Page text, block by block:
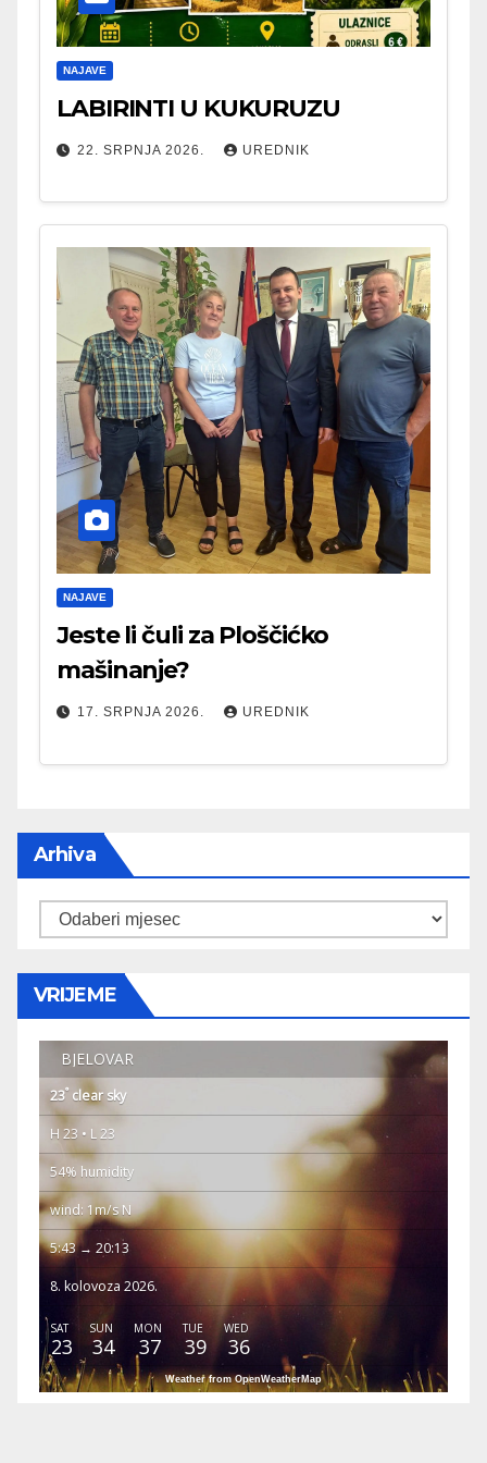
NAJAVE
LABIRINTI U KUKURUZU
22. SRPNJA 2026. UREDNIK
NAJAVE
Jeste li čuli za Ploščićko
mašinanje?
17. SRPNJA 2026. UREDNIK
Arhiva
Arhiva
VRIJEME
BJELOVAR
23° clear sky
H 23 • L 23
54% humidity
wind: 1m/s N
5:43 → 20:13
8. kolovoza 2026.
SAT
23
SUN
34
MON
37
TUE
39
WED
36
Weather from OpenWeatherMap